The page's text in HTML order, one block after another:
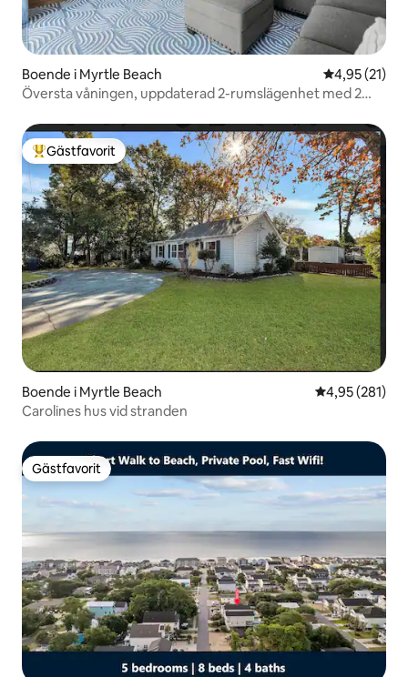
Boende i Myrtle Beach 4,95 av 5 i
4,95 (21)
Översta våningen, uppdaterad 2-rumslägenhet med 2
Populär gästfavorit
Gästfavorit
Boende i Myrtle Beach 4,95 av 5 i
4,95 (281)
Carolines hus vid stranden
Gästfavorit
Gästfavorit